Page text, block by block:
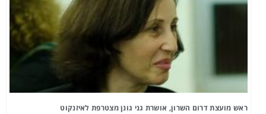
ראש מועצת דרום השרון, אושרת גני גונן מצטרפת לאיזנקוט